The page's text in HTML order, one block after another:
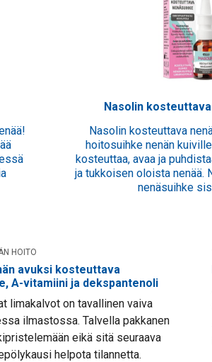
Nasolin
Nasolin kosteuttava
hoitosuihke nenän
kosteuttaa, avaa ja
ja tukkoisen oloista nenää.
nenäsuihke
HOITO
avuksi kosteuttava
A-vitamiini ja dekspantenoli
limakalvot on tavallinen vaiva
ilmastossa. Talvella pakkanen
eikä sitä seuraava
helpota tilannetta.